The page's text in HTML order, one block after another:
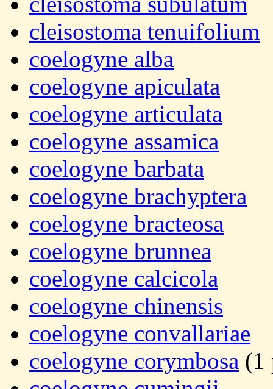
cleisostoma tenuifolium
coelogyne alba
coelogyne apiculata
coelogyne articulata
coelogyne assamica
coelogyne barbata
coelogyne brachyptera
coelogyne bracteosa
coelogyne brunnea
coelogyne calcicola
coelogyne chinensis
coelogyne convallariae
coelogyne corymbosa (1